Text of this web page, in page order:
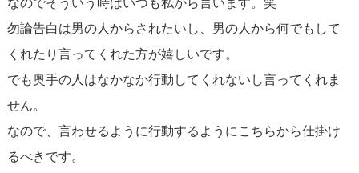
なのでそういう時はいつも私から言います。笑
勿論告白は男の人からされたいし、男の人から何でもして
くれたり言ってくれた方が嬉しいです。
でも奥手の人はなかなか行動してくれないし言ってくれま
せん。
なので、言わせるように行動するようにこちらから仕掛け
るべきです。